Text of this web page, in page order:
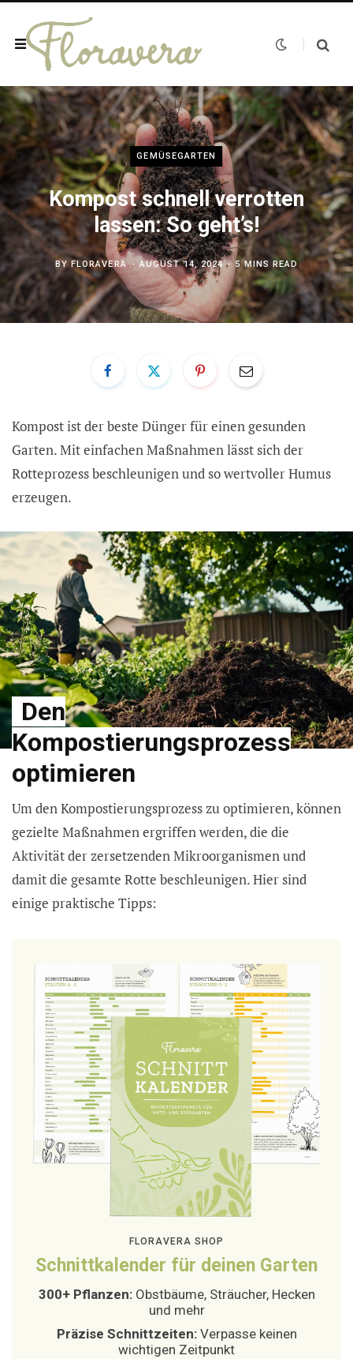
GEMÜSEGARTEN
Kompost schnell verrotten
lassen: So geht’s!
BY FLORAVERA AUGUST 14, 2024 5 MINS READ
Kompost ist der beste Dünger für einen gesunden
Garten. Mit einfachen Maßnahmen lässt sich der
Rotteprozess beschleunigen und so wertvoller Humus
erzeugen.
Den
Kompostierungsprozess
optimieren
Um den Kompostierungsprozess zu optimieren, können
gezielte Maßnahmen ergriffen werden, die die
Aktivität der zersetzenden Mikroorganismen und
damit die gesamte Rotte beschleunigen. Hier sind
einige praktische Tipps:
FLORAVERA SHOP
Schnittkalender für deinen Garten
300+ Pflanzen:Obstbäume, Sträucher, Hecken
und mehr
Präzise Schnittzeiten:Verpasse keinen
wichtigen Zeitpunkt